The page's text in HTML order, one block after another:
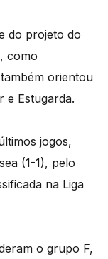
do projeto do
como
orientou
e Estugarda.
jogos,
(1-1), pelo
na Liga
o grupo F,